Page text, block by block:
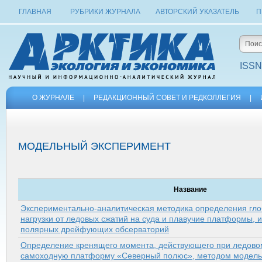
ГЛАВНАЯ РУБРИКИ ЖУРНАЛА АВТОРСКИЙ УКАЗАТЕЛЬ
О ЖУРНАЛЕ РЕДАКЦИОННЫЙ СОВЕТ И РЕДКОЛЛЕГИЯ
МОДЕЛЬНЫЙ ЭКСПЕРИМЕНТ
Название
Экспериментально-аналитическая методика определения
нагрузки от ледовых сжатий на суда и плавучие платформы,
полярных дрейфующих обсерваторий
Определение кренящего момента, действующего при
самоходную платформу «Северный полюс», методом